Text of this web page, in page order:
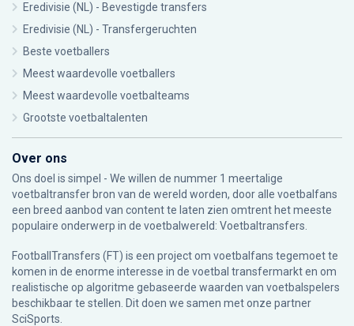
Eredivisie (NL) - Bevestigde transfers
Eredivisie (NL) - Transfergeruchten
Beste voetballers
Meest waardevolle voetballers
Meest waardevolle voetbalteams
Grootste voetbaltalenten
Over ons
Ons doel is simpel - We willen de nummer 1 meertalige
voetbaltransfer bron van de wereld worden, door alle voetbalfans
een breed aanbod van content te laten zien omtrent het meeste
populaire onderwerp in de voetbalwereld: Voetbaltransfers.
FootballTransfers (FT) is een project om voetbalfans tegemoet te
komen in de enorme interesse in de voetbal transfermarkt en om
realistische op algoritme gebaseerde waarden van voetbalspelers
beschikbaar te stellen. Dit doen we samen met onze partner
SciSports